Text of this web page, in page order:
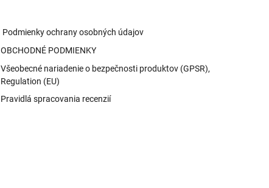
Podmienky ochrany osobných údajov
OBCHODNÉ PODMIENKY
Všeobecné nariadenie o bezpečnosti produktov (GPSR),
Regulation (EU)
Pravidlá spracovania recenzií